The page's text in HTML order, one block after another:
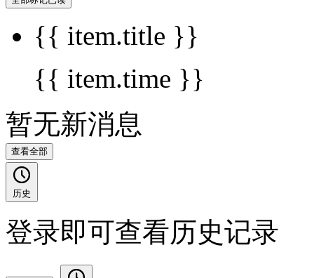
{{ item.title }}
{{ item.time }}
暂无新消息
查看全部
历史
登录即可查看历史记录